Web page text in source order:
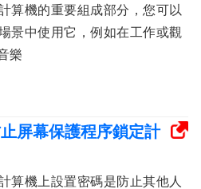
算機的重要組成部分，您可以
景中使用它，例如在工作或觀
樂
屏幕保護程序鎖定計
算機上設置密碼是防止其他人